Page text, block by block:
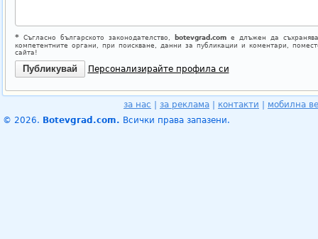
*Съгласно българското законодателство, botevgrad.comе длъжен да
компетентните органи, при поискване, данни за публикации и коментари,
сайта!
Персонализирайте профила си
за нас за реклама контакти
мобилна
© 2026. Botevgrad.com. Всички права запазени.